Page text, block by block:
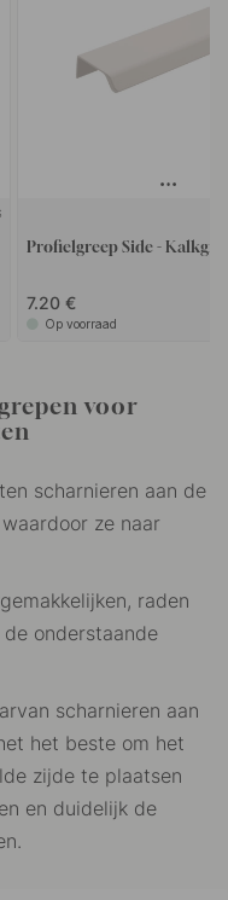
Profielgreep Side -
7.20 €
Op voorraad
voor
scharnieren aan de
ze naar
raden
onderstaande
scharnieren aan
het beste om het
zijde te plaatsen
en duidelijk de